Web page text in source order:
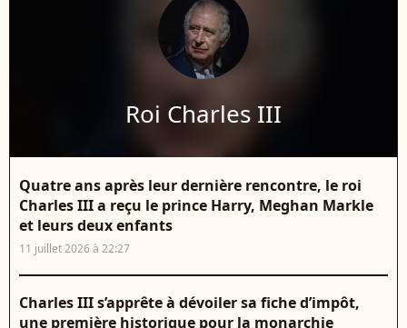
Roi Charles III
Quatre ans après leur dernière rencontre, le roi
Charles III a reçu le prince Harry, Meghan Markle
et leurs deux enfants
11 juillet 2026 à 22:27
Charles III s’apprête à dévoiler sa fiche d’impôt,
une première historique pour la monarchie